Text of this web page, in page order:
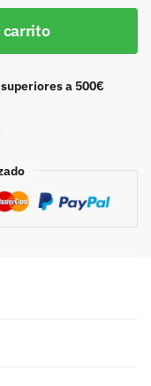
carrito
superiores a 500€